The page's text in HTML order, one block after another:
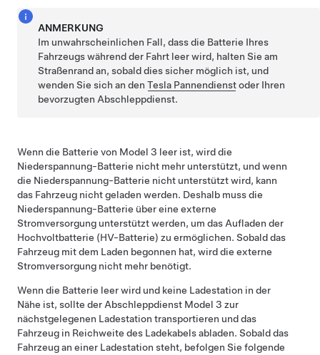
ANMERKUNG
Im unwahrscheinlichen Fall, dass die Batterie Ihres
Fahrzeugs während der Fahrt leer wird, halten Sie am
Straßenrand an, sobald dies sicher möglich ist, und
wenden Sie sich an denTesla Pannendienstoder Ihren
bevorzugten Abschleppdienst.
Wenn die Batterie von Model 3 leer ist, wird die
Niederspannung-Batterie nicht mehr unterstützt, und wenn
die Niederspannung-Batterie nicht unterstützt wird, kann
das Fahrzeug nicht geladen werden. Deshalb muss die
Niederspannung-Batterie über eine externe
Stromversorgung unterstützt werden, um das Aufladen der
Hochvoltbatterie (HV-Batterie) zu ermöglichen. Sobald das
Fahrzeug mit dem Laden begonnen hat, wird die externe
Stromversorgung nicht mehr benötigt.
Wenn die Batterie leer wird und keine Ladestation in der
Nähe ist, sollte der Abschleppdienst Model 3 zur
nächstgelegenen Ladestation transportieren und das
Fahrzeug in Reichweite des Ladekabels abladen. Sobald das
Fahrzeug an einer Ladestation steht, befolgen Sie folgende